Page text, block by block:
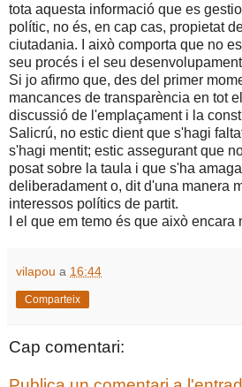
tota aquesta informació que es
polític, no és, en cap cas, propietat
ciutadania. I això comporta que no
seu procés i el seu
Si jo afirmo que, des del primer
mancances de transparència en tot
discussió de l'emplaçament i la
Salicrú, no estic dient que s'hagi
s'hagi mentit; estic assegurant que
posat sobre la taula i que s'ha
deliberadament o, dit d'una manera
interessos polítics de partit.
I el que em temo és que això
vilapou a 16:44
Comparteix
Cap comentari: